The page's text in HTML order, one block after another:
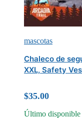
mascotas
Chaleco de
XXL, Safety
$35.00
Último disponible